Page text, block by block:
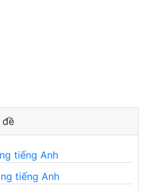
đề
tiếng Anh
tiếng Anh